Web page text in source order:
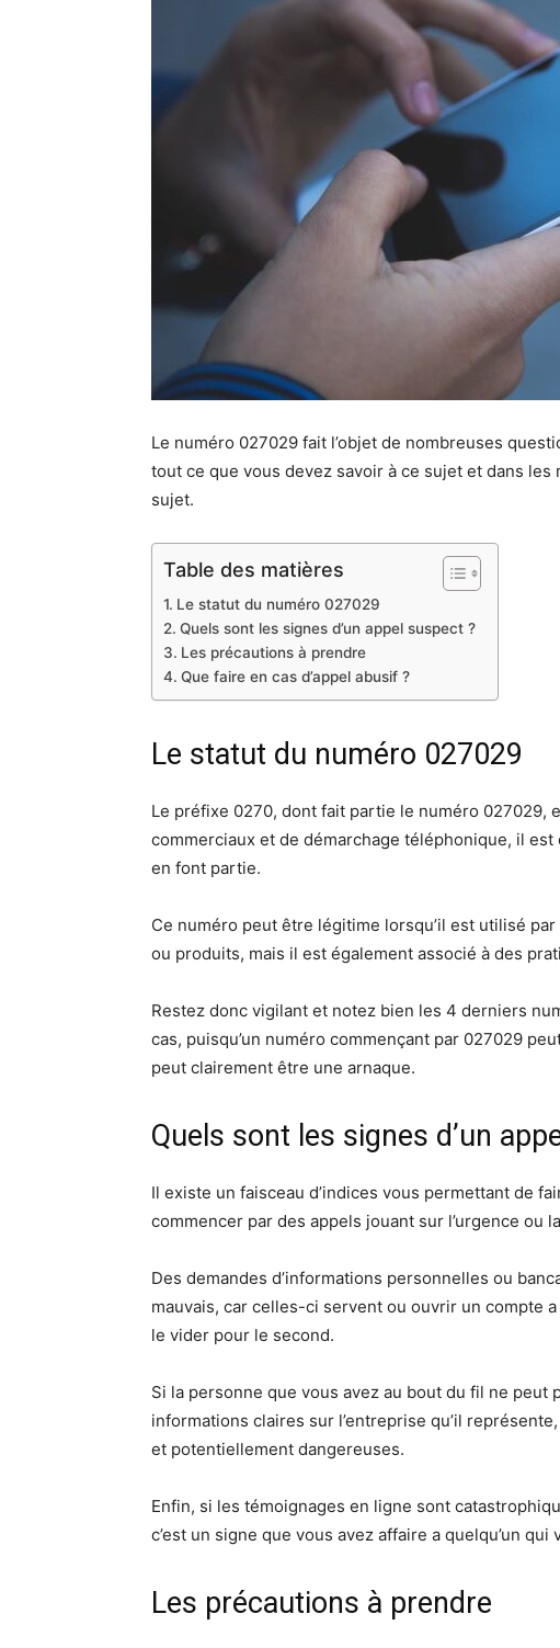
Le numéro 027029 fait l’objet de nombreuses
tout ce que vous devez savoir à ce sujet et dans
sujet.
Table des matières
Le statut du numéro 027029
Quels sont les signes d’un appel suspect ?
Les précautions à prendre
Que faire en cas d’appel abusif ?
Le statut du numéro 027029
Le préfixe 0270, dont fait partie le numéro 027029,
commerciaux et de démarchage téléphonique, il
en font partie.
Ce numéro peut être légitime lorsqu’il est utilisé
ou produits, mais il est également associé à des
Restez donc vigilant et notez bien les 4 derniers
cas, puisqu’un numéro commençant par 027029
peut clairement être une arnaque.
Quels sont les signes d’un
Il existe un faisceau d’indices vous permettant de
commencer par des appels jouant sur l’urgence ou
Des demandes d’informations personnelles ou
mauvais, car celles-ci servent ou ouvrir un compte
le vider pour le second.
Si la personne que vous avez au bout du fil ne
informations claires sur l’entreprise qu’il
et potentiellement dangereuses.
Enfin, si les témoignages en ligne sont
c’est un signe que vous avez affaire a quelqu’un
Les précautions à prendre